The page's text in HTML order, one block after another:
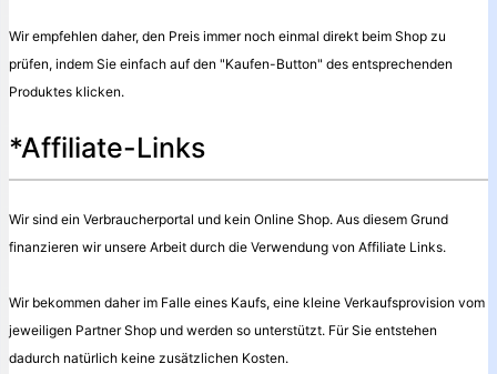
Wir empfehlen daher, den Preis immer noch einmal direkt beim Shop zu
prüfen, indem Sie einfach auf den "Kaufen-Button" des entsprechenden
Produktes klicken.
*Affiliate-Links
Wir sind ein Verbraucherportal und kein Online Shop. Aus diesem Grund
finanzieren wir unsere Arbeit durch die Verwendung von Affiliate Links.
Wir bekommen daher im Falle eines Kaufs, eine kleine Verkaufsprovision vom
jeweiligen Partner Shop und werden so unterstützt. Für Sie entstehen
dadurch natürlich keine zusätzlichen Kosten.